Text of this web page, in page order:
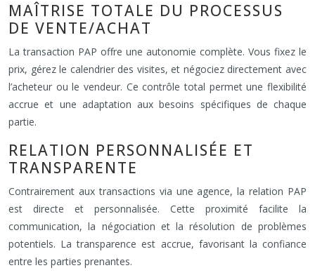
MAÎTRISE TOTALE DU PROCESSUS
DE VENTE/ACHAT
La transaction PAP offre une autonomie complète. Vous fixez le
prix, gérez le calendrier des visites, et négociez directement avec
l’acheteur ou le vendeur. Ce contrôle total permet une flexibilité
accrue et une adaptation aux besoins spécifiques de chaque
partie.
RELATION PERSONNALISÉE ET
TRANSPARENTE
Contrairement aux transactions via une agence, la relation PAP
est directe et personnalisée. Cette proximité facilite la
communication, la négociation et la résolution de problèmes
potentiels. La transparence est accrue, favorisant la confiance
entre les parties prenantes.